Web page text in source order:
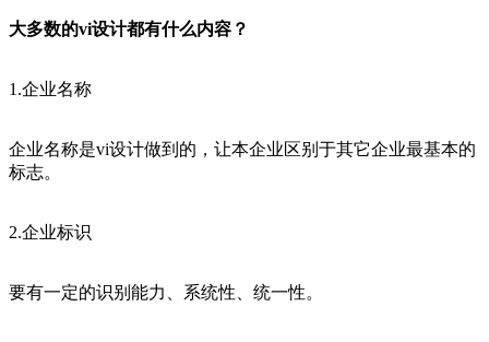
大多数的vi设计都有什么内容？
1.企业名称
企业名称是vi设计做到的，让本企业区别于其它企业最基本的
标志。
2.企业标识
要有一定的识别能力、系统性、统一性。